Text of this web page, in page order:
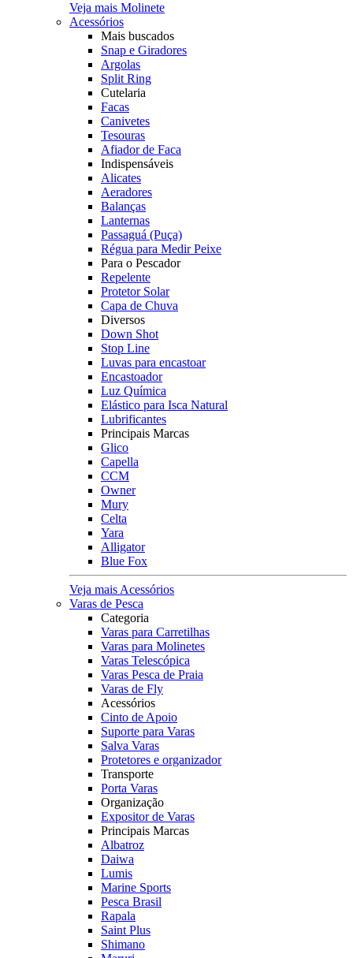
Veja mais Molinete
Acessórios
Mais buscados
Snap e Giradores
Argolas
Split Ring
Cutelaria
Facas
Canivetes
Tesouras
Afiador de Faca
Indispensáveis
Alicates
Aeradores
Balanças
Lanternas
Passaguá (Puça)
Régua para Medir Peixe
Para o Pescador
Repelente
Protetor Solar
Capa de Chuva
Diversos
Down Shot
Stop Line
Luvas para encastoar
Encastoador
Luz Química
Elástico para Isca Natural
Lubrificantes
Principais Marcas
Glico
Capella
CCM
Owner
Mury
Celta
Yara
Alligator
Blue Fox
Veja mais Acessórios
Varas de Pesca
Categoria
Varas para Carretilhas
Varas para Molinetes
Varas Telescópica
Varas Pesca de Praia
Varas de Fly
Acessórios
Cinto de Apoio
Suporte para Varas
Salva Varas
Protetores e organizador
Transporte
Porta Varas
Organização
Expositor de Varas
Principais Marcas
Albatroz
Daiwa
Lumis
Marine Sports
Pesca Brasil
Rapala
Saint Plus
Shimano